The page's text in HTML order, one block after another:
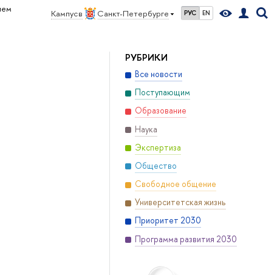
Кампус в Санкт-Петербурге РУС EN
РУБРИКИ
Все новости
Поступающим
Образование
Наука
Экспертиза
Общество
Свободное общение
Университетская жизнь
Приоритет 2030
Программа развития 2030